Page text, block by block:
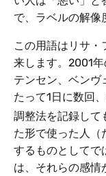
で、ラベルの解像
この用語はリサ
来します。2001
テンセン、ベン
たって1日に数回
調整法を記録して
た形で使った人（
するものとしてで
は、それらの感情